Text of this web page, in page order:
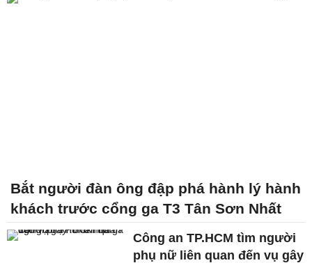
Bắt người đàn ông đập phá hành lý hành
khách trước cổng ga T3 Tân Sơn Nhất
Công an TP.HCM tìm người
phụ nữ liên quan đến vụ gây